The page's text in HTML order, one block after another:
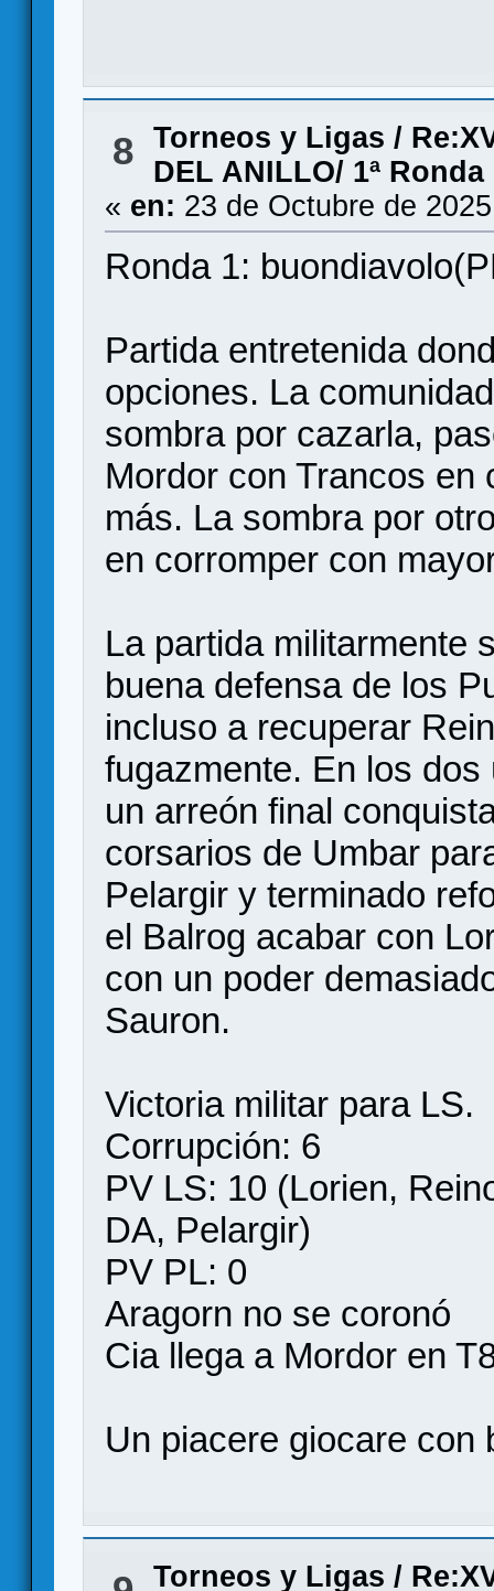
8 Torneos y Ligas /
DEL ANILLO/ 1ª Ronda
« en: 23 de Octubre de
Ronda 1:
Partida entretenida
opciones. La
sombra por cazarla,
Mordor con Trancos
más. La sombra por
en corromper con
La partida militarmente
buena defensa de los
incluso a recuperar
fugazmente. En los
un arreón final
corsarios de Umbar
Pelargir y terminado
el Balrog acabar con
con un poder
Sauron.
Victoria militar para LS.
Corrupción: 6
PV LS: 10 (Lorien,
DA, Pelargir)
PV PL: 0
Aragorn no se coronó
Cia llega a Mordor en
Un piacere giocare con
Torneos y Ligas /